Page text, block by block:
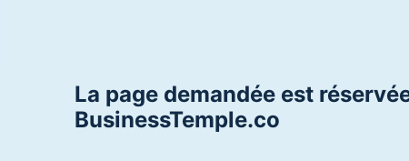
La page demandée est
BusinessTemple.co